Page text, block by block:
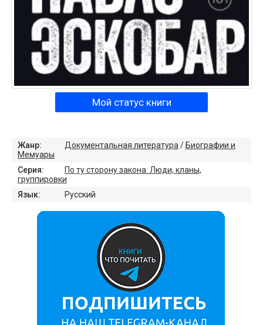
Мой статус книги
Жанр: Документальная литература / Биографии и
Мемуары
Серия:
По ту сторону закона. Люди, кланы,
группировки
Язык:
Русский